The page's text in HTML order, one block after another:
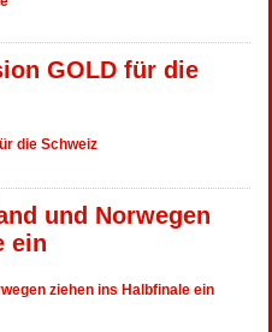
GOLD für die
und Norwegen
ein